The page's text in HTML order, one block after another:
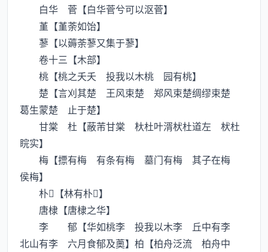
白华 菅【白华菅兮可以沤菅】
堇【堇荼如饴】
蓼【以薅荼蓼又集于蓼】
卷十三【木部】
桃【桃之夭夭 投我以木桃 园有桃】
楚【言刈其楚 王风束楚 郑风束楚绸缪束楚
葛生蒙楚 止于楚】
甘棠 杜【蔽芾甘棠 杕杜叶湑枤杜道左 枤杜
睆实】
梅【摽有梅 有条有梅 墓门有梅 其子在梅
侯梅】
朴【林有朴】
唐棣【唐棣之华】
李 郁【华如桃李 投我以木李 丘中有李
北山有李 六月食郁及薁】柏【柏舟泛流 柏舟中